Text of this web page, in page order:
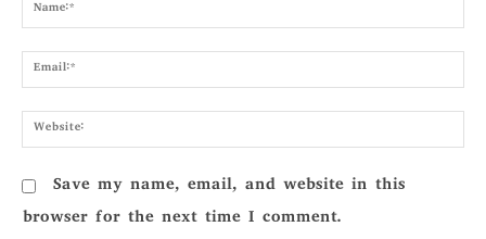
Save my name, email, and website in this
browser for the next time I comment.